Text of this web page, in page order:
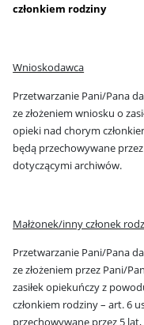
członkiem rodziny
Wnioskodawca
Przetwarzanie Pani/Pana
ze złożeniem wniosku o
opieki nad chorym
będą przechowywane
dotyczącymi archiwów.
Małżonek/inny członek
Przetwarzanie Pani/Pana
ze złożeniem przez Pani/
zasiłek opiekuńczy z
członkiem rodziny – art. 6
przechowywane przez 5